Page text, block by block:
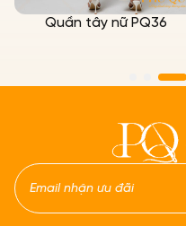
Quần tây nữ PQ36